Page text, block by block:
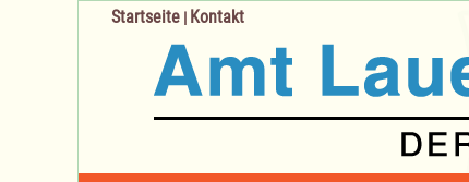
Startseite | Kontakt